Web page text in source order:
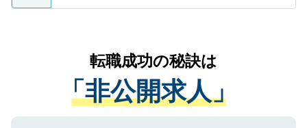
ているすべての個人データはご本人の許可
は、個人情報の取り扱いについての厳密な
管理基準を満たした事業者のみに付与され
る、プライバシーマークを取得済みです。
ご登録いただいた個人情報は、SSL（デー
かがいして、現在の医療機関の状況や紹介
経験をまじえながら、適切なアドバイスを
させていただきます。すぐにご転職をされ
ない方には、長期的なサポートが可能です
ので、まずはご登録ください。
転職成功の秘訣は
「非公開求人」